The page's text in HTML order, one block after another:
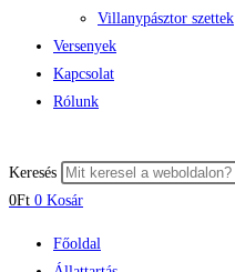
Villanypásztor szettek
Versenyek
Kapcsolat
Rólunk
Keresés
0Ft 0 Kosár
Főoldal